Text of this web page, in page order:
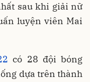
sau khi giải nữ
luyện viên Mai
có 28 đội bóng
dựa trên thành